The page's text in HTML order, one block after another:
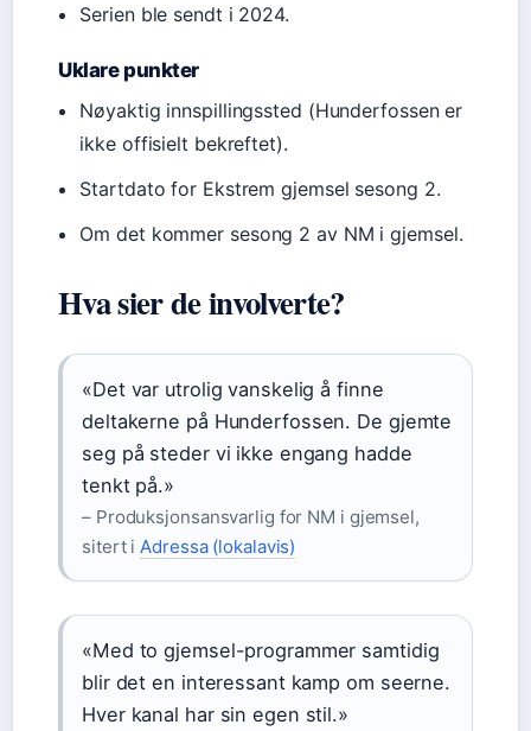
Serien ble sendt i 2024.
Uklare punkter
Nøyaktig innspillingssted (Hunderfossen er
ikke offisielt bekreftet).
Startdato for Ekstrem gjemsel sesong 2.
Om det kommer sesong 2 av NM i gjemsel.
Hva sier de involverte?
«Det var utrolig vanskelig å finne
deltakerne på Hunderfossen. De gjemte
seg på steder vi ikke engang hadde
tenkt på.»
– Produksjonsansvarlig for NM i gjemsel,
sitert i Adressa (lokalavis)
«Med to gjemsel-programmer samtidig
blir det en interessant kamp om seerne.
Hver kanal har sin egen stil.»